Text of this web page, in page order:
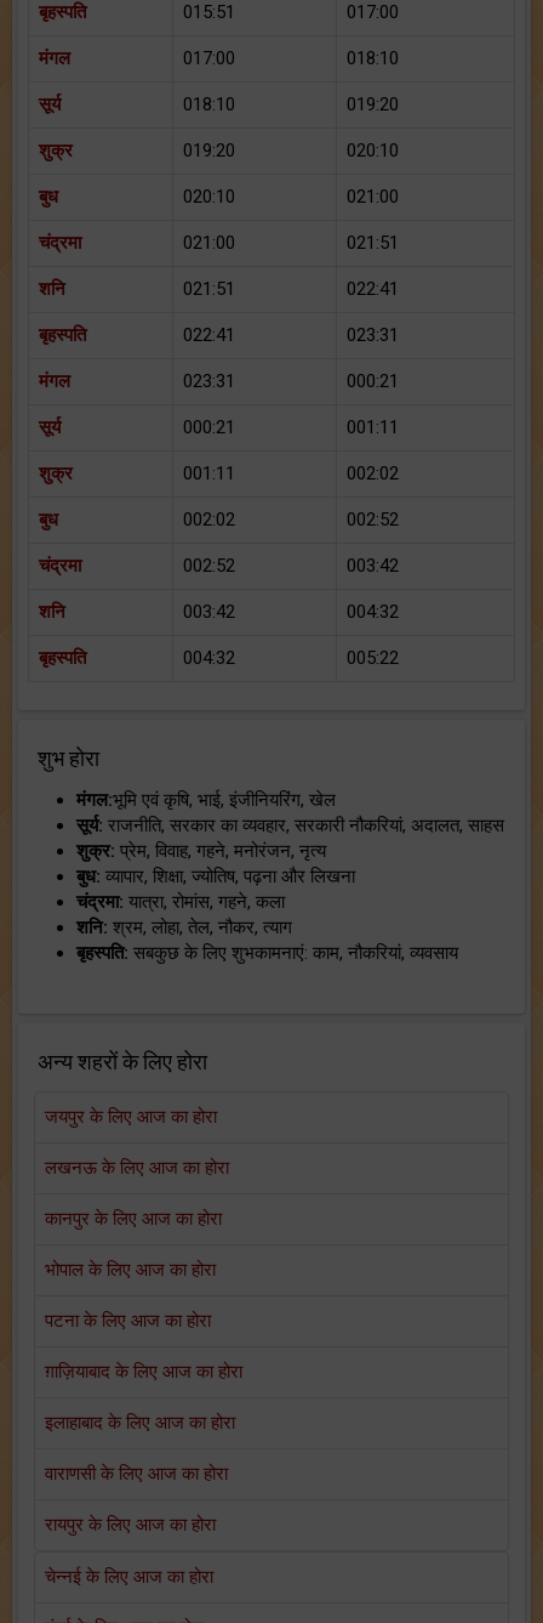
बृहस्पति 015:51 017:00
मंगल 017:00 018:10
सूर्य 018:10 019:20
शुक्र 019:20 020:10
बुध 020:10 021:00
चंद्रमा 021:00 021:51
शनि 021:51 022:41
बृहस्पति 022:41 023:31
मंगल 023:31 000:21
सूर्य 000:21 001:11
शुक्र 001:11 002:02
बुध 002:02 002:52
चंद्रमा 002:52 003:42
शनि 003:42 004:32
बृहस्पति 004:32 005:22
शुभ होरा
मंगल:भूमि एवं कृषि, भाई, इंजीनियरिंग, खेल
सूर्य: राजनीति, सरकार का व्यवहार, सरकारी नौकरियां, अदालत, साहस
शुक्र: प्रेम, विवाह, गहने, मनोरंजन, नृत्य
बुध: व्यापार, शिक्षा, ज्योतिष, पढ़ना और लिखना
चंद्रमा: यात्रा, रोमांस, गहने, कला
शनि: श्रम, लोहा, तेल, नौकर, त्याग
बृहस्पति: सबकुछ के लिए शुभकामनाएं: काम, नौकरियां, व्यवसाय
अन्य शहरों के लिए होरा
जयपुर के लिए आज का होरा
लखनऊ के लिए आज का होरा
कानपुर के लिए आज का होरा
भोपाल के लिए आज का होरा
पटना के लिए आज का होरा
ग़ाज़ियाबाद के लिए आज का होरा
इलाहाबाद के लिए आज का होरा
वाराणसी के लिए आज का होरा
रायपुर के लिए आज का होरा
चेन्नई के लिए आज का होरा